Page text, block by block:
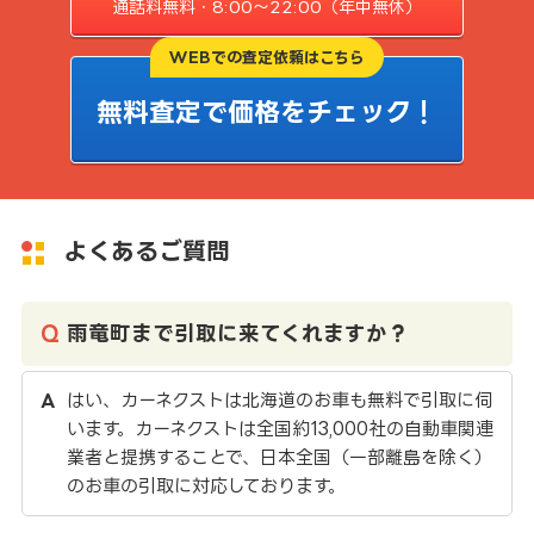
通話料無料・8:00〜22:00（年中無休）
WEBでの査定依頼はこちら
無料査定で価格をチェック！
よくあるご質問
雨竜町まで引取に来てくれますか？
はい、カーネクストは北海道のお車も無料で引取に伺
います。カーネクストは全国約13,000社の自動車関連
業者と提携することで、日本全国（一部離島を除く）
のお車の引取に対応しております。